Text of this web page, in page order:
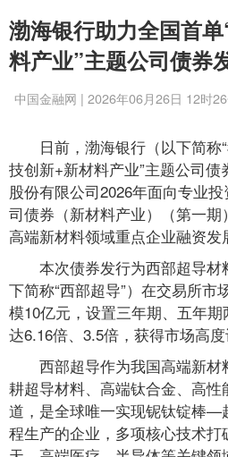
渤海银行助力全国首
料产业”主题公司债券
中国金融网 | 2026年06月26日 12时
日前，渤海银行（以下简称
技创新+新材料产业”主题公司
股份有限公司2026年面向专业
司债券（新材料产业）（第一
高端新材料领域重点企业融资发
本次债券发行为西部超导
下简称“西部超导”）在交易所市
模10亿元，设置三年期、五年
达6.16倍、3.5倍，获得市场高度
西部超导作为我国高端新
耕超导材料、高端钛合金、高
道，是全球唯一实现铌钛锭棒
程生产的企业，多项核心技术